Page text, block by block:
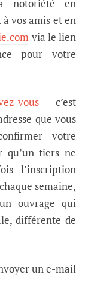
notoriété en
vos amis et en
via le lien
pour votre
vous – c’est
que vous
votre
qu’un tiers ne
l’inscription
semaine,
ouvrage qui
différente de
un e-mail